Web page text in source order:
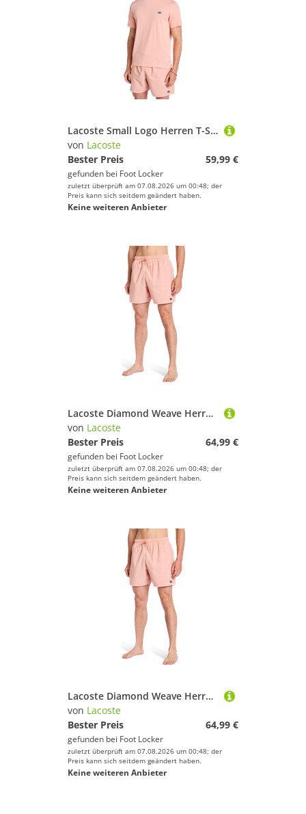
Lacoste Small Logo Herren T-Shirts - Rosa - Größe L - Poly Jersey
von Lacoste
Bester Preis
59,99 €
gefunden bei Foot Locker
zuletzt überprüft am 07.08.2026 um 00:48; der
Preis kann sich seitdem geändert haben.
Keine weiteren Anbieter
Lacoste Diamond Weave Herren Kurze Hosen - Rosa - Größe L - Poly Woven
von Lacoste
Bester Preis
64,99 €
gefunden bei Foot Locker
zuletzt überprüft am 07.08.2026 um 00:48; der
Preis kann sich seitdem geändert haben.
Keine weiteren Anbieter
Lacoste Diamond Weave Herren Kurze Hosen - Rosa - Größe M - Poly Woven
von Lacoste
Bester Preis
64,99 €
gefunden bei Foot Locker
zuletzt überprüft am 07.08.2026 um 00:48; der
Preis kann sich seitdem geändert haben.
Keine weiteren Anbieter